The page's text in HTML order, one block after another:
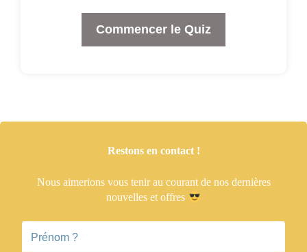
Commencer le Quiz
Restons en contact !
Nous aimerions vous tenir au courant de nos dernières
nouvelles et offres